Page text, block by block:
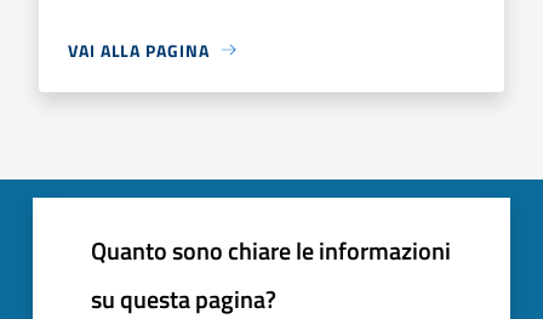
VAI ALLA PAGINA
Quanto sono chiare le informazioni
su questa pagina?